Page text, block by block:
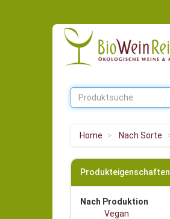
Home Nach Sorte
Produkteigenschaften
Nach Produktion
Vegan